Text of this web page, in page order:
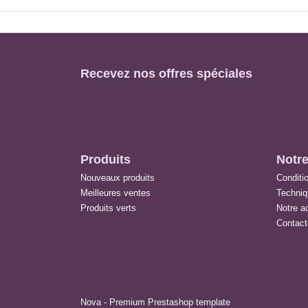
Recevez nos offres spéciales
Produits
Nouveaux produits
Meilleures ventes
Produits verts
Notre
Nova - Premium Prestashop template